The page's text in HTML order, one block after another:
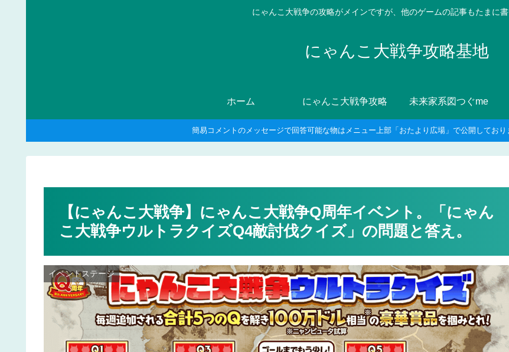
にゃんこ大戦争の攻略がメインですが、他のゲームの記事もたまに
にゃんこ大戦争攻略基地
ホーム にゃんこ大戦争攻略 未来家系図つぐme
簡易コメントのメッセージで回答可能な物はメニュー上部「おたより広場」で公開しており
【にゃんこ大戦争】にゃんこ大戦争Q周年イベント。「にゃん
こ大戦争ウルトラクイズQ4敵討伐クイズ」の問題と答え。
イベントステージ